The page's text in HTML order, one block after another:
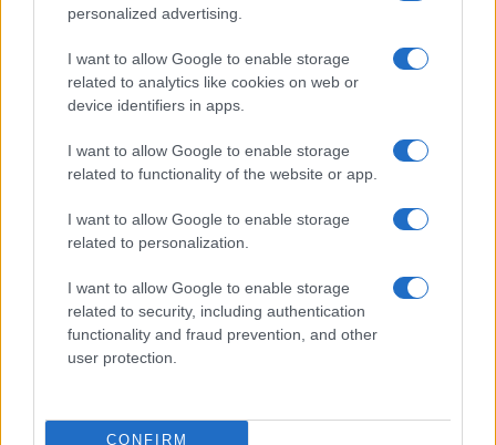
personalized advertising.
I want to allow Google to enable storage
related to analytics like cookies on web or
device identifiers in apps.
I want to allow Google to enable storage
related to functionality of the website or app.
I want to allow Google to enable storage
related to personalization.
I want to allow Google to enable storage
related to security, including authentication
functionality and fraud prevention, and other
user protection.
CONFIRM
Guida step-by-step per un’immagine pubblica
credibile e glam
Camilla Fiore · 9 Ago 2026
Scopri Noto: guida alla città barocca più elegante della